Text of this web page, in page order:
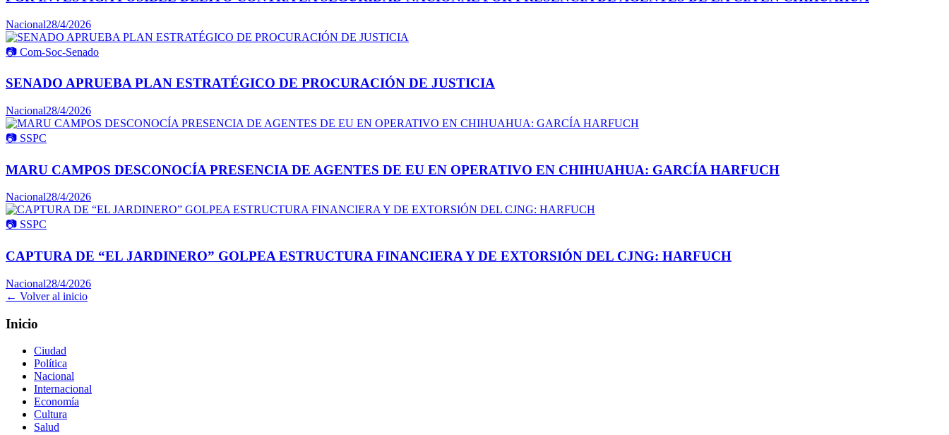
Nacional28/4/2026
📷 Com-Soc-Senado
SENADO APRUEBA PLAN ESTRATÉGICO DE PROCURACIÓN DE JUSTICIA
Nacional28/4/2026
📷 SSPC
MARU CAMPOS DESCONOCÍA PRESENCIA DE AGENTES DE EU EN OPERATIVO EN CHIHUAHUA: GARCÍA HARFUCH
Nacional28/4/2026
📷 SSPC
CAPTURA DE “EL JARDINERO” GOLPEA ESTRUCTURA FINANCIERA Y DE EXTORSIÓN DEL CJNG: HARFUCH
Nacional28/4/2026
← Volver al inicio
Inicio
Ciudad
Política
Nacional
Internacional
Economía
Cultura
Salud